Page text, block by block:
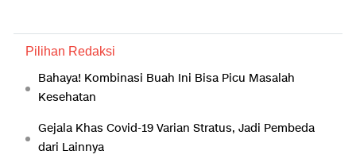
Pilihan Redaksi
Bahaya! Kombinasi Buah Ini Bisa Picu Masalah
Kesehatan
Gejala Khas Covid-19 Varian Stratus, Jadi Pembeda
dari Lainnya